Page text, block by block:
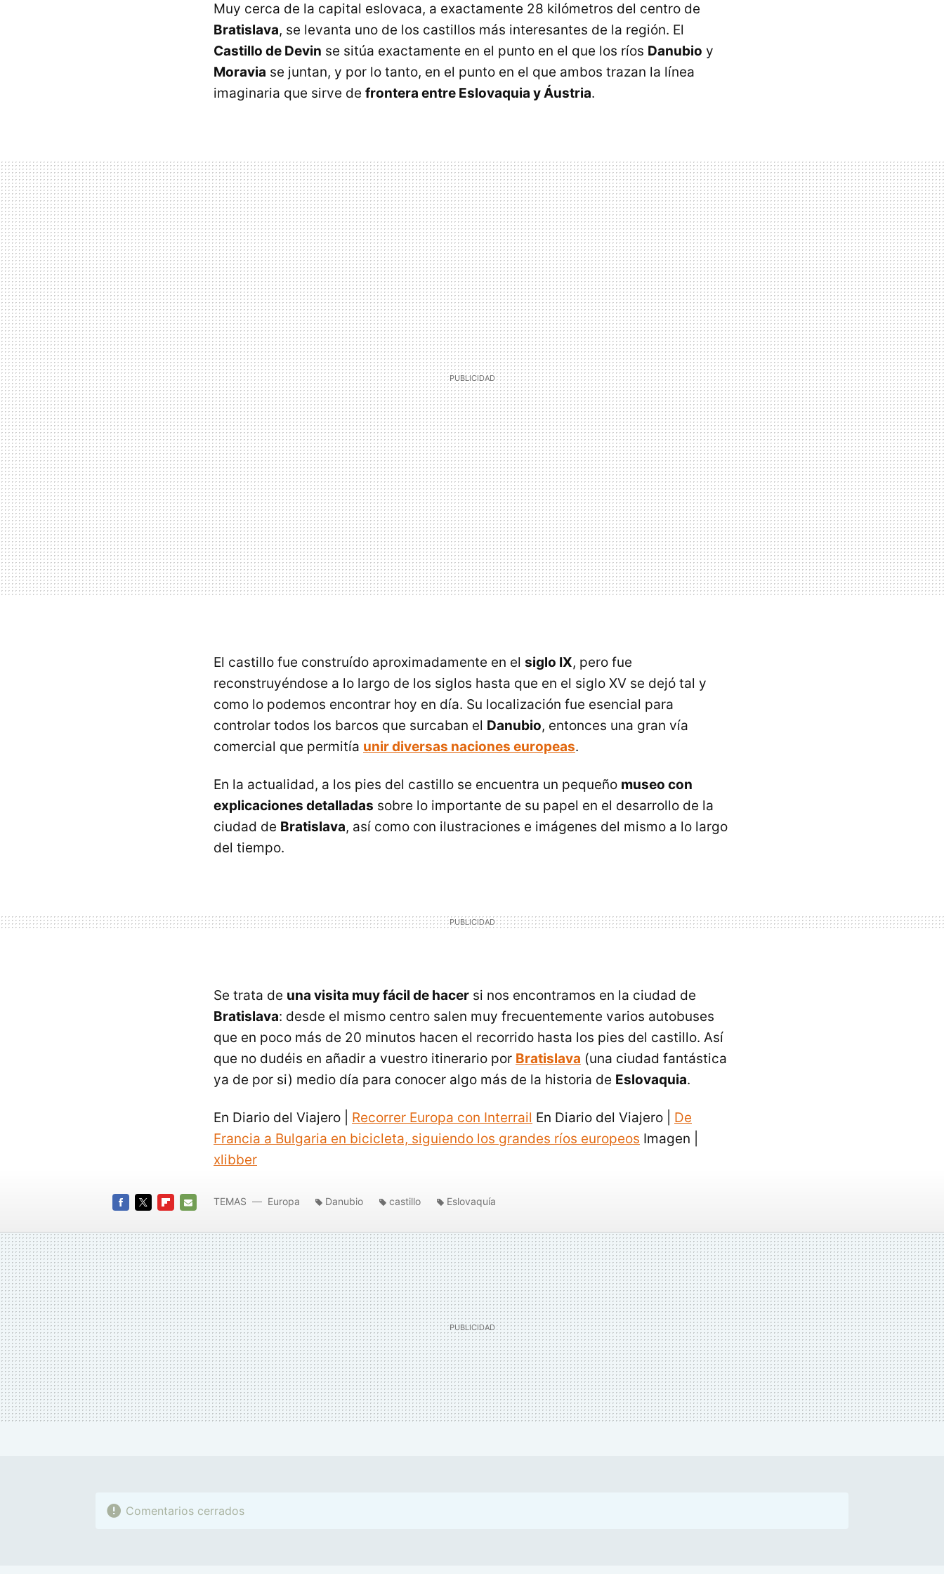
Muy cerca de la capital eslovaca, a exactamente 28 kilómetros del centro de
Bratislava, se levanta uno de los castillos más interesantes de la región. El
Castillo de Devin se sitúa exactamente en el punto en el que los ríos Danubio y
Moravia se juntan, y por lo tanto, en el punto en el que ambos trazan la línea
imaginaria que sirve de frontera entre Eslovaquia y Áustria.
El castillo fue construído aproximadamente en el siglo IX, pero fue
reconstruyéndose a lo largo de los siglos hasta que en el siglo XV se dejó tal y
como lo podemos encontrar hoy en día. Su localización fue esencial para
controlar todos los barcos que surcaban el Danubio, entonces una gran vía
comercial que permitía unir diversas naciones europeas.
En la actualidad, a los pies del castillo se encuentra un pequeño museo con
explicaciones detalladas sobre lo importante de su papel en el desarrollo de la
ciudad de Bratislava, así como con ilustraciones e imágenes del mismo a lo largo
del tiempo.
Se trata de una visita muy fácil de hacer si nos encontramos en la ciudad de
Bratislava: desde el mismo centro salen muy frecuentemente varios autobuses
que en poco más de 20 minutos hacen el recorrido hasta los pies del castillo. Así
que no dudéis en añadir a vuestro itinerario por Bratislava (una ciudad fantástica
ya de por si) medio día para conocer algo más de la historia de Eslovaquia.
En Diario del Viajero | Recorrer Europa con Interrail En Diario del Viajero | De
Francia a Bulgaria en bicicleta, siguiendo los grandes ríos europeos Imagen |
xlibber
MAIL
TEMAS Europa Danubio castillo Eslovaquía
Comentarios cerrados